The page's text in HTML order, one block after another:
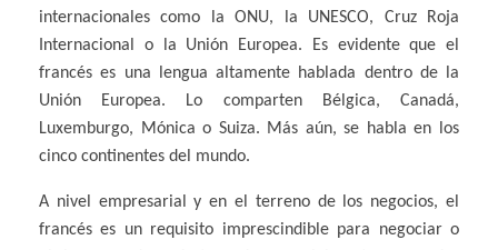
internacionales como la ONU, la UNESCO, Cruz Roja
Internacional o la Unión Europea. Es evidente que el
francés es una lengua altamente hablada dentro de la
Unión Europea. Lo comparten Bélgica, Canadá,
Luxemburgo, Mónica o Suiza. Más aún, se habla en los
cinco continentes del mundo.
A nivel empresarial y en el terreno de los negocios, el
francés es un requisito imprescindible para negociar o